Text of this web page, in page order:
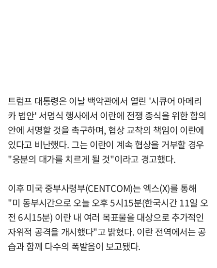
트럼프 대통령은 이날 백악관에서 열린 '시큐어 아메리
카 법안' 서명식 행사에서 이란에 전쟁 종식을 위한 합의
안에 서명할 것을 촉구하며, 협상 교착의 책임이 이란에
있다고 비난했다. 그는 이란이 계속 협상을 거부할 경우
"응분의 대가를 치르게 될 것"이라고 경고했다.
이후 미국 중부사령부(CENTCOM)는 엑스(X)를 통해
"미 동부시간으로 오늘 오후 5시15분(한국시간 11일 오
전 6시15분) 이란 내 여러 목표물을 대상으로 추가적인
자위적 공격을 개시했다"고 밝혔다. 이란 전역에서는 공
습과 함께 다수의 폭발음이 보고됐다.